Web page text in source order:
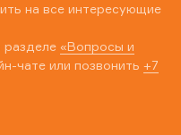
на все интересующие
«Вопросы и
чате или позвонить +7